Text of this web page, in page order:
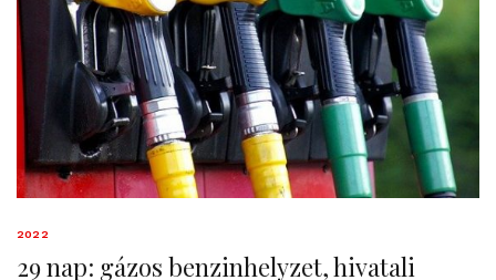
2022
29 nap: gázos benzinhelyzet, hivatali